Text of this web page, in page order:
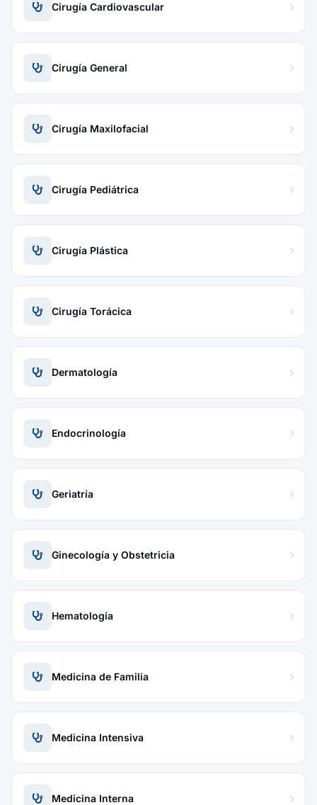
Cirugía Cardiovascular
Cirugía General
Cirugía Maxilofacial
Cirugía Pediátrica
Cirugía Plástica
Cirugía Torácica
Dermatología
Endocrinología
Geriatría
Ginecología y Obstetricia
Hematología
Medicina de Familia
Medicina Intensiva
Medicina Interna